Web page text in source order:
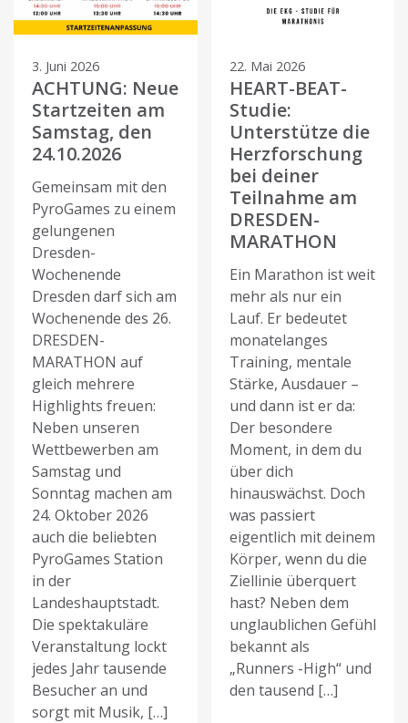
3. Juni 2026
ACHTUNG: Neue
Startzeiten am
Samstag, den
24.10.2026
Gemeinsam mit den
PyroGames zu einem
gelungenen
Dresden-
Wochenende
Dresden darf sich am
Wochenende des 26.
DRESDEN-
MARATHON auf
gleich mehrere
Highlights freuen:
Neben unseren
Wettbewerben am
Samstag und
Sonntag machen am
24. Oktober 2026
auch die beliebten
PyroGames Station
in der
Landeshauptstadt.
Die spektakuläre
Veranstaltung lockt
jedes Jahr tausende
Besucher an und
sorgt mit Musik, […]
22. Mai 2026
HEART-BEAT-
Studie:
Unterstütze die
Herzforschung
bei deiner
Teilnahme am
DRESDEN-
MARATHON
Ein Marathon ist weit
mehr als nur ein
Lauf. Er bedeutet
monatelanges
Training, mentale
Stärke, Ausdauer –
und dann ist er da:
Der besondere
Moment, in dem du
über dich
hinauswächst. Doch
was passiert
eigentlich mit deinem
Körper, wenn du die
Ziellinie überquert
hast? Neben dem
unglaublichen Gefühl
bekannt als
„Runners -High“ und
den tausend […]